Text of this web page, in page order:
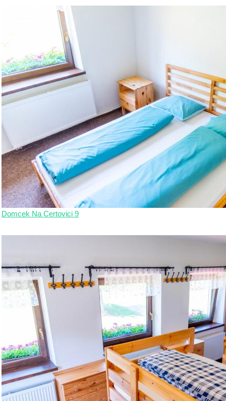
Domcek Na Certovici 9